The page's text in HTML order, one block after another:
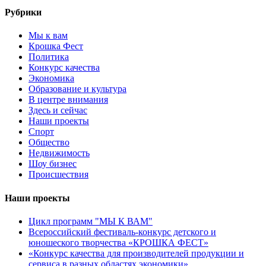
Рубрики
Мы к вам
Крошка Фест
Политика
Конкурс качества
Экономика
Образование и культура
В центре внимания
Здесь и сейчас
Наши проекты
Спорт
Общество
Недвижимость
Шоу бизнес
Происшествия
Наши проекты
Цикл программ "МЫ К ВАМ"
Всероссийский фестиваль-конкурс детского и
юношеского творчества «КРОШКА ФЕСТ»
«Конкурс качества для производителей продукции и
сервиса в разных областях экономики»